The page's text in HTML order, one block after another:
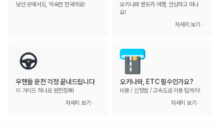
낯선 곳에서도, 익숙한 한국어로!
오키나와 렌트카 여행, 안심하고 떠나
요!
자세히 보기
우핸들 운전 걱정 끝내드립니다
이 가이드 하나로 완전정복!
자세히 보기
오키나와, ETC 필수인가요?
비용 / 신청법 / 고속도로 이용 팁까지!
자세히 보기